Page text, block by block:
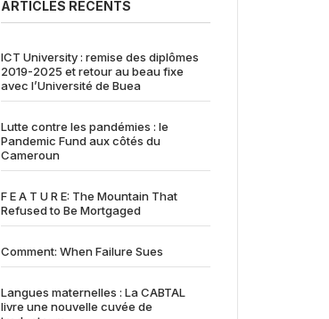
ARTICLES RÉCENTS
ICT University : remise des diplômes
2019-2025 et retour au beau fixe
avec l’Université de Buea
Lutte contre les pandémies : le
Pandemic Fund aux côtés du
Cameroun
F E A T U R E: The Mountain That
Refused to Be Mortgaged
Comment: When Failure Sues
Langues maternelles : La CABTAL
livre une nouvelle cuvée de